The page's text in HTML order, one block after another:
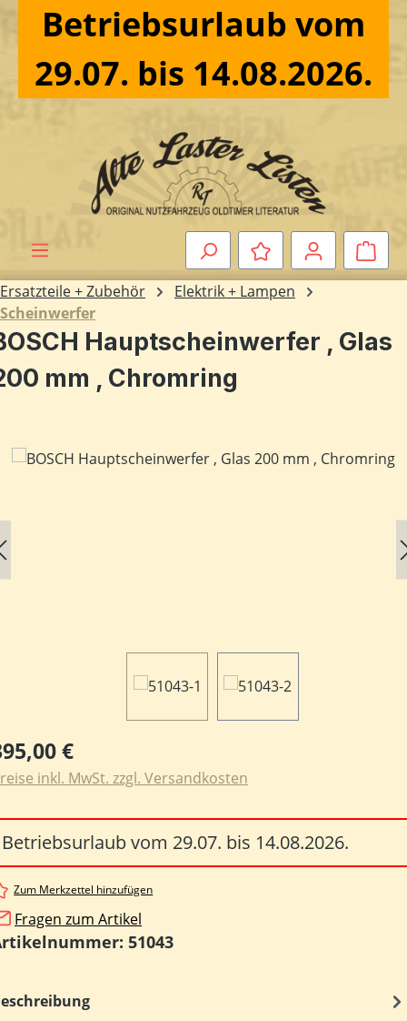
Zum Hauptinhalt springen
Betriebsurlaub vom
29.07. bis 14.08.2026.
Ersatzteile + Zubehör
Elektrik + Lampen
Scheinwerfer
Hauptscheinwerfer , Glas
mm , Chromring
überspringen
Preis:
€
inkl. MwSt. zzgl. Versandkosten
Betriebsurlaub vom 29.07. bis 14.08.2026.
Zum Merkzettel hinzufügen
Fragen zum Artikel
51043